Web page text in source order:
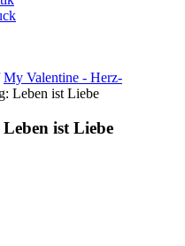
My Valentine - Herz-
Leben ist Liebe
ist Liebe